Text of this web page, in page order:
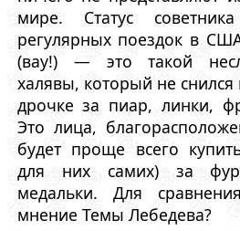
мире. Статус
регулярных поездок в
(вау!) — это такой
халявы, который не
дрочке за пиар, линки,
Это лица,
будет проще всего
для них самих) за
медальки. Для
мнение Темы Лебедева?